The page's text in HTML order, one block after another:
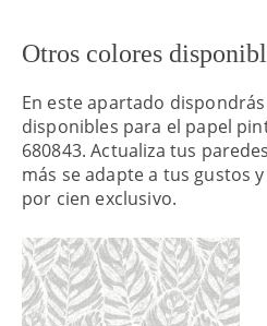
Otros colores
En este apartado
disponibles para el papel
680843. Actualiza tus
más se adapte a tus gustos
por cien exclusivo.